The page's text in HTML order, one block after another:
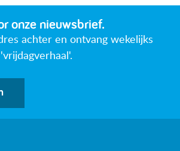
onze nieuwsbrief.
achter en ontvang wekelijks